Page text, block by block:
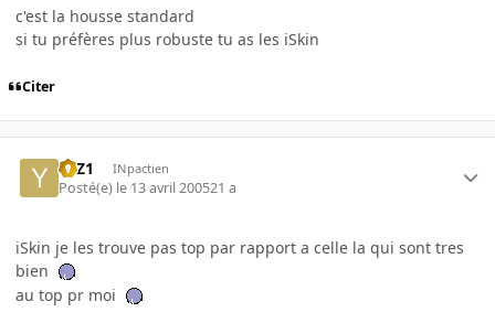
c'est la housse standard
si tu préfères plus robuste tu as les iSkin
Citer
YaZ1 INpactien
Posté(e) le 13 avril 200521 a
iSkin je les trouve pas top par rapport a celle la qui sont tres
bien
au top pr moi